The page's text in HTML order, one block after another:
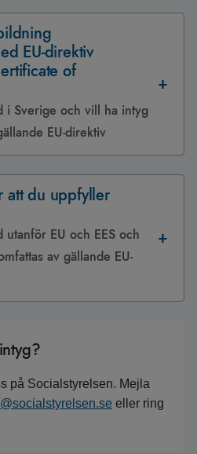
EU-direktiv
of
i Sverige och vill ha intyg
EU-direktiv
att du uppfyller
EU och EES och
av gällande EU-
på Socialstyrelsen. Mejla
eller ring